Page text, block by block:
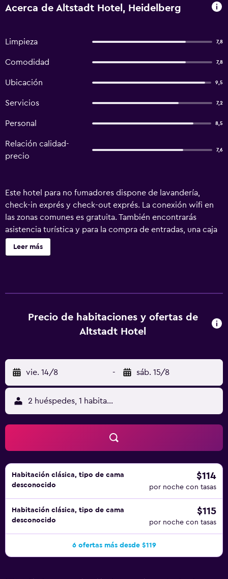
Acerca de Altstadt Hotel, Heidelberg
Limpieza 7,8
Comodidad 7,8
Ubicación 9,5
Servicios 7,2
Personal 8,5
Relación calidad-
precio
7,6
Este hotel para no fumadores dispone de lavandería,
check-in exprés y check-out exprés. La conexión wifi en
las zonas comunes es gratuita. También encontrarás
asistencia turística y para la compra de entradas, una caja
fuerte en la recepción y personal multilingüe. No se ofrece
servicio de limpieza. Altstadt Hotel ofrece 18 alojamientos
personas de negocios incluyen escritorio y teléfono. Se
pueden practicar las actividades de ocio y esparcimiento
Leer más
Precio de habitaciones y ofertas de
Altstadt Hotel
vie. 14/8 - sáb. 15/8
2 huéspedes, 1 habitación
Habitación clásica, tipo de cama
desconocido
$114
por noche con tasas
Habitación clásica, tipo de cama
desconocido
$115
por noche con tasas
6 ofertas más desde $119